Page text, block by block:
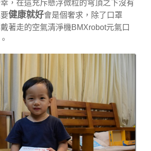
，在這充斥懸浮微粒的穹頂之下沒有
健康就好會是個奢求，除了口罩
著走的空氣清淨機BMXrobot元氣口